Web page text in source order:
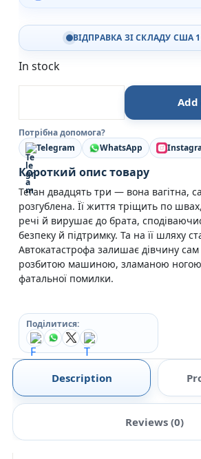
ВІДПРАВКА ЗІ СКЛАДУ США
In stock
Буря - Фріда Мак-Фадден - Vivat
Потрібна допомога?
Telegram
WhatsApp
Короткий опис товару
Теґан двадцять три — вона вагітна,
розгублена. Її життя тріщить по
речі й вирушає до брата,
безпеку й підтримку. Та на її шляху
Автокатастрофа залишає дівчину сам
розбитою машиною, зламаною ногою
фатальної помилки.
Поділитися:
Description
Reviews (0)